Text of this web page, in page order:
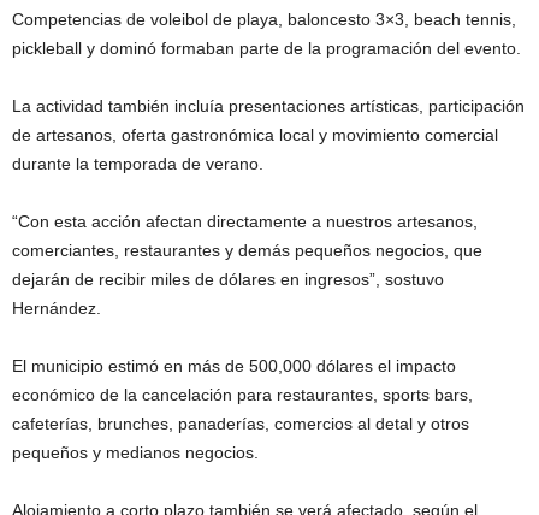
Competencias de voleibol de playa, baloncesto 3×3, beach tennis,
pickleball y dominó formaban parte de la programación del evento.
La actividad también incluía presentaciones artísticas, participación
de artesanos, oferta gastronómica local y movimiento comercial
durante la temporada de verano.
“Con esta acción afectan directamente a nuestros artesanos,
comerciantes, restaurantes y demás pequeños negocios, que
dejarán de recibir miles de dólares en ingresos”, sostuvo
Hernández.
El municipio estimó en más de 500,000 dólares el impacto
económico de la cancelación para restaurantes, sports bars,
cafeterías, brunches, panaderías, comercios al detal y otros
pequeños y medianos negocios.
Alojamiento a corto plazo también se verá afectado, según el